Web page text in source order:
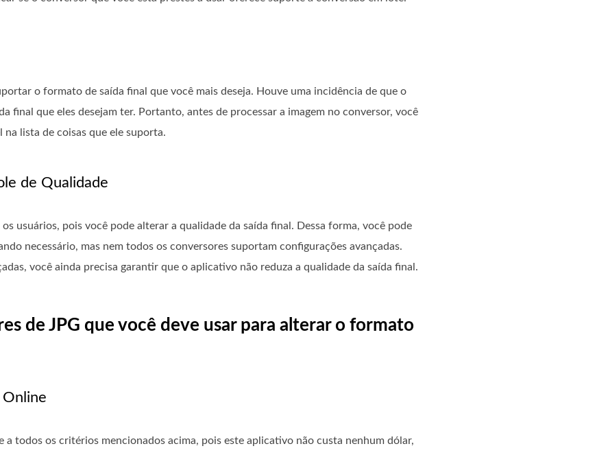
o formato de saída final que você mais deseja. Houve uma incidência de que o
final que eles desejam ter. Portanto, antes de processar a imagem no conversor, você
na lista de coisas que ele suporta.
de Qualidade
usuários, pois você pode alterar a qualidade da saída final. Dessa forma, você pode
necessário, mas nem todos os conversores suportam configurações avançadas.
você ainda precisa garantir que o aplicativo não reduza a qualidade da saída final.
de JPG que você deve usar para alterar o formato
a todos os critérios mencionados acima, pois este aplicativo não custa nenhum dólar,